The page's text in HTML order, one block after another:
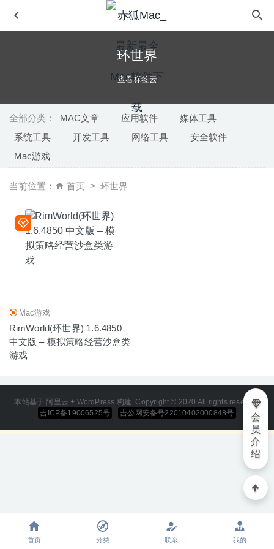
环世界
查看标签云
全部分类： MAC文章 应用软件
媒体工具
系统工具
开发工具 网络工具
安全软件
Mac游戏
当前位置： 首页 环世界
Mac游戏
RimWorld(环世界) 1.6.4850
中文版 – 模拟策略经营沙盒类
游戏
本站基于 阿里云 + WordPress 构建. Copyright © 2020 All rights reserved
吉ICP备19006525号
吉公网安备号22010402000848号
会
员
介
绍
2024-11-04
Pixologic Zbrush 2021.1.1 中文版-专业的2D/3D数字雕刻
Grids 6.0.5 中文版-Instagram可发布故事的桌面客户端
2020-04-19
TG Pro 2.103 – 专业硬件温度监控
Steinberg VST Live Pro 2.1.0-先进的现场表演系统
首页 分类 联系 我的